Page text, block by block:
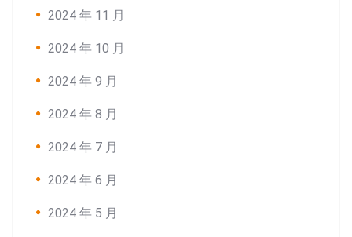
Search:
2024 年 11 月
2024 年 10 月
2024 年 9 月
2024 年 8 月
2024 年 7 月
2024 年 6 月
2024 年 5 月